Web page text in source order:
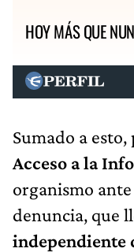
HOY MÁS QUE
Sumado a
Acceso a la
organismo
denuncia, que
independiente